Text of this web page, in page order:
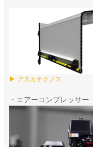
▶ アスカテクノス
・エアーコンプレッサー